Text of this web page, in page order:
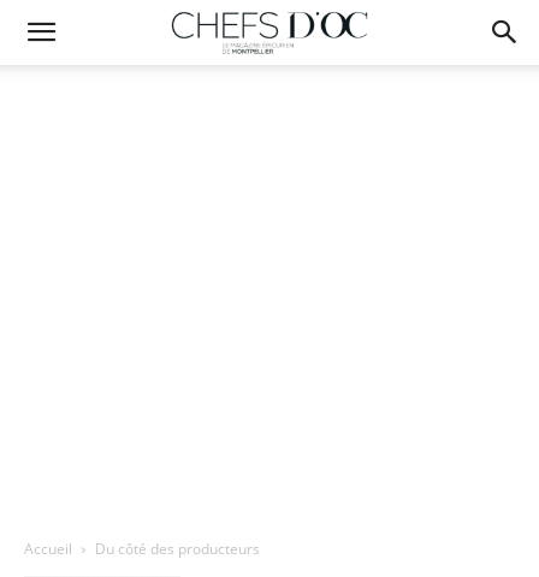
Accueil Du côté des producteurs